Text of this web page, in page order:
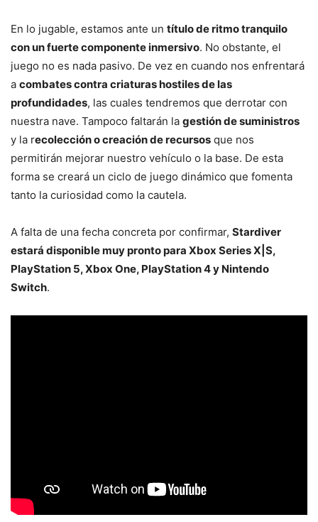
En lo jugable, estamos ante un título de ritmo tranquilo
con un fuerte componente inmersivo. No obstante, el
juego no es nada pasivo. De vez en cuando nos enfrentará
a combates contra criaturas hostiles de las
profundidades, las cuales tendremos que derrotar con
nuestra nave. Tampoco faltarán la gestión de suministros
y la recolección o creación de recursos que nos
permitirán mejorar nuestro vehículo o la base. De esta
forma se creará un ciclo de juego dinámico que fomenta
tanto la curiosidad como la cautela.
A falta de una fecha concreta por confirmar, Stardiver
estará disponible muy pronto para Xbox Series X|S,
PlayStation 5, Xbox One, PlayStation 4 y Nintendo
Switch.